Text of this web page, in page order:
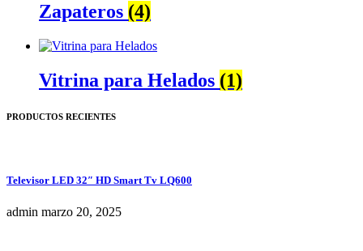
Zapateros (4)
Vitrina para Helados (1)
PRODUCTOS RECIENTES
Televisor LED 32″ HD Smart Tv LQ600
admin marzo 20, 2025